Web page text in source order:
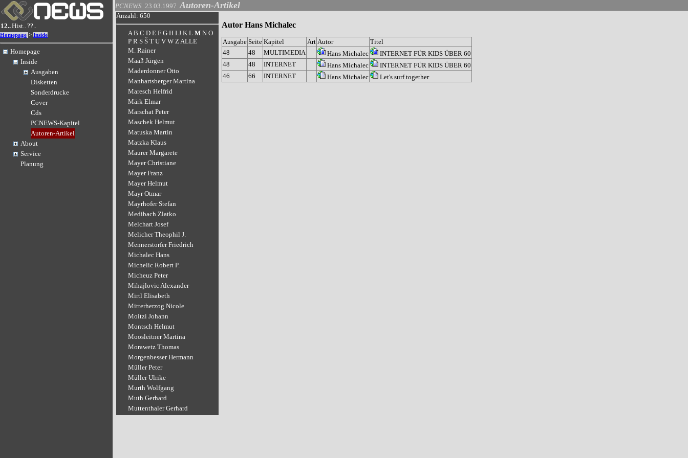
12..Hist..??..
Homepage > Inside
Homepage
Inside
Ausgaben
Disketten
Sonderdrucke
Cover
Cds
PCNEWS-Kapitel
Autoren-Artikel
About
Service
Planung
PCNEWS 23.03.1997 Autoren-Artikel
Anzahl: 650
A B C D E F G H I J K L M N O
P R S Š T U V W ZALLE
M. Rainer
Maaß Jürgen
Maderdonner Otto
Manhartsberger Martina
Maresch Helfrid
Märk Elmar
Marschat Peter
Maschek Helmut
Matuska Martin
Matzka Klaus
Maurer Margarete
Mayer Christiane
Mayer Franz
Mayer Helmut
Mayr Otmar
Mayrhofer Stefan
Medibach Zlatko
Melchart Josef
Melicher Theophil J.
Mennerstorfer Friedrich
Michalec Hans
Michelic Robert P.
Micheuz Peter
Mihajlovic Alexander
Mirtl Elisabeth
Mitterherzog Nicole
Moitzi Johann
Montsch Helmut
Moosleitner Martina
Morawetz Thomas
Morgenbesser Hermann
Müller Peter
Müller Ulrike
Murth Wolfgang
Muth Gerhard
Muttenthaler Gerhard
Autor Hans Michalec
Ausgabe Seite Kapitel Art Autor
Titel
48
48 MULTIMEDIA Hans Michalec
INTERNET FÜR KIDS ÜBER 60
48
48 INTERNET Hans Michalec
INTERNET FÜR KIDS ÜBER 60
46
66 INTERNET Hans Michalec Let's surf together